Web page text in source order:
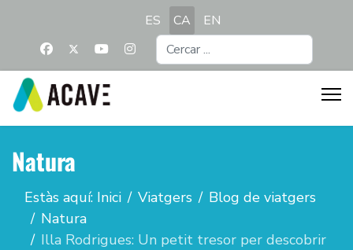
Seleccioni el seu idioma
ES CA EN
...
Natura
Estàs aquí: Inici Viatgers
Blog de viatgers
Natura
Illa Rodrigues: Un petit tresor per descobrir